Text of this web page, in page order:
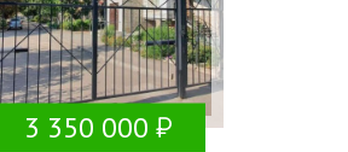
3 350 000